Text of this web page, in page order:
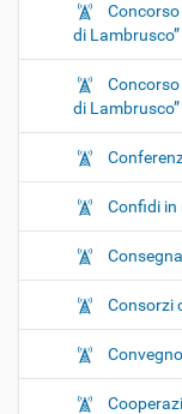
Concorso
di
Concorso
di Lambrusco”
Confidi in
Consorzi